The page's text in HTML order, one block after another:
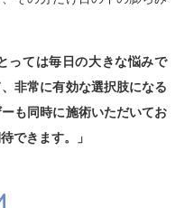
っては毎日の大きな悩みで
非常に有効な選択肢になる
も同時に施術いただいてお
できます。」